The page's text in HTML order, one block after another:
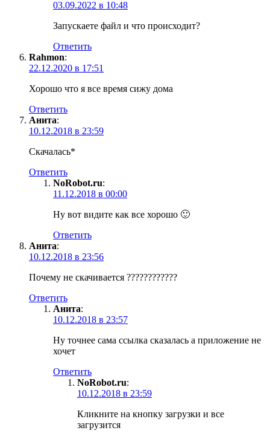
03.09.2022 в 10:48
Запускаете файл и что происходит?
Ответить
Rahmon:
22.12.2020 в 17:51
Хорошо что я все время сижу дома
Ответить
Анита:
10.12.2018 в 23:59
Скачалась*
Ответить
NoRobot.ru:
11.12.2018 в 00:00
Ну вот видите как все хорошо 🙂
Ответить
Анита:
10.12.2018 в 23:56
Почему не скачивается ????????????
Ответить
Анита:
10.12.2018 в 23:57
Ну точнее сама ссылка сказалась а приложение не
хочет
Ответить
NoRobot.ru:
10.12.2018 в 23:59
Кликните на кнопку загрузки и все
загрузится